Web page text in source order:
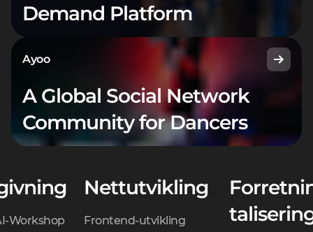
Demand Platform
Ayoo
A Global Social Network
Community for Dancers
Workshop
Nettutvikling
Frontend-utvikling